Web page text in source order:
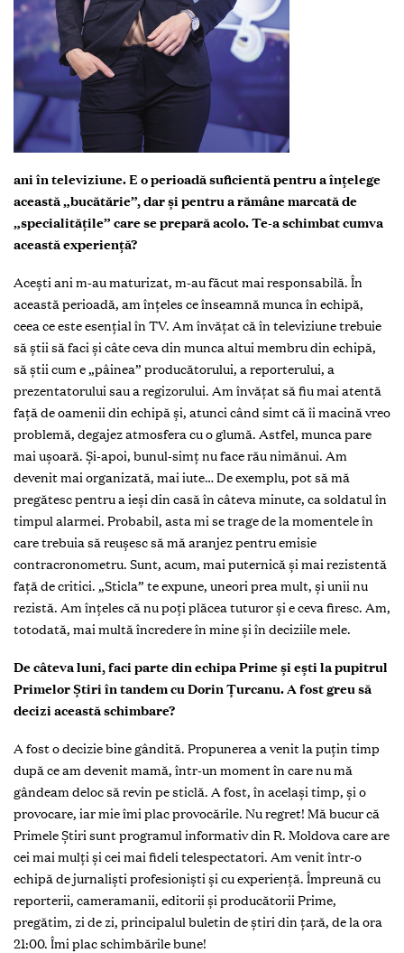
ani în televiziune. E o perioadă suficientă pentru a înţelege
această „bucătărie”, dar şi pentru a rămâne marcată de
„specialităţile” care se prepară acolo. Te-a schimbat cumva
această experienţă?
Aceşti ani m-au maturizat, m-au făcut mai responsabilă. În
această perioadă, am înţeles ce înseamnă munca în echipă,
ceea ce este esenţial în TV. Am învăţat că în televiziune trebuie
să ştii să faci şi câte ceva din munca altui membru din echipă,
să ştii cum e „pâinea” producătorului, a reporterului, a
prezentatorului sau a regizorului. Am învăţat să fiu mai atentă
faţă de oamenii din echipă şi, atunci când simt că îi macină vreo
problemă, degajez atmosfera cu o glumă. Astfel, munca pare
mai uşoară. Şi-apoi, bunul-simţ nu face rău nimănui. Am
devenit mai organizată, mai iute… De exemplu, pot să mă
pregătesc pentru a ieşi din casă în câteva minute, ca soldatul în
timpul alarmei. Probabil, asta mi se trage de la momentele în
care trebuia să reuşesc să mă aranjez pentru emisie
contracronometru. Sunt, acum, mai puternică şi mai rezistentă
faţă de critici. „Sticla” te expune, uneori prea mult, şi unii nu
rezistă. Am înţeles că nu poţi plăcea tuturor şi e ceva firesc. Am,
totodată, mai multă încredere în mine şi în deciziile mele.
De câteva luni, faci parte din echipa Prime şi eşti la pupitrul
Primelor Ştiri în tandem cu Dorin Ţurcanu. A fost greu să
decizi această schimbare?
A fost o decizie bine gândită. Propunerea a venit la puţin timp
după ce am devenit mamă, într-un moment în care nu mă
gândeam deloc să revin pe sticlă. A fost, în acelaşi timp, şi o
provocare, iar mie îmi plac provocările. Nu regret! Mă bucur că
Primele Ştiri sunt programul informativ din R. Moldova care are
cei mai mulţi şi cei mai fideli telespectatori. Am venit într-o
echipă de jurnalişti profesionişti şi cu experienţă. Împreună cu
reporterii, cameramanii, editorii şi producătorii Prime,
pregătim, zi de zi, principalul buletin de ştiri din ţară, de la ora
21:00. Îmi plac schimbările bune!